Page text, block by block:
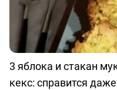
3 яблока и стакан
кекс: справится